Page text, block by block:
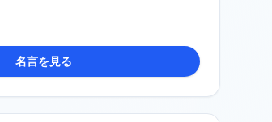
名言を見る